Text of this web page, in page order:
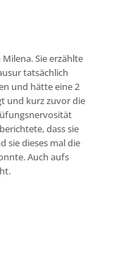
Sie erzählte
tatsächlich
und hätte eine 2
und kurz zuvor die
dass sie
sie dieses mal die
Auch aufs